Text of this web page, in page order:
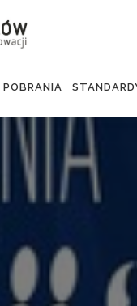
POBRANIA